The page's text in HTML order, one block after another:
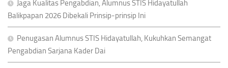
Jaga Kualitas Pengabdian, Alumnus STIS Hidayatullah
Balikpapan 2026 Dibekali Prinsip-prinsip Ini
Penugasan Alumnus STIS Hidayatullah, Kukuhkan Semangat
Pengabdian Sarjana Kader Dai